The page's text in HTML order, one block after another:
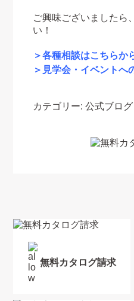
無料カタログ請求
ご興味ございましたら
い！
＞各種相談はこちらか
＞見学会・イベントへ
カテゴリー: 公式ブログ